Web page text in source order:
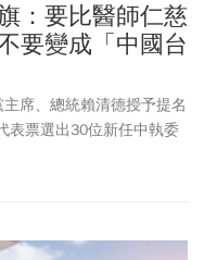
：要比醫師仁慈
要變成「中國台
席、總統賴清德授予提名
表票選出30位新任中執委
德在臉書上指出，今年也
縣市議員、鄉鎮市長，